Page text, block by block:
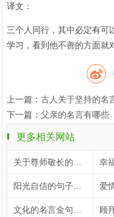
译文：
三个人同行，其中必定有可
学习，看到他不善的方面就
上一篇： 古人关于坚持的名
下一篇： 父亲的名言有哪些
更多相关网站